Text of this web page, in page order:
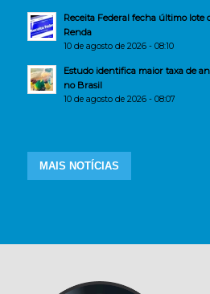
Receita Federal fecha último lote
Renda
10 de agosto de 2026 - 08:10
Estudo identifica maior taxa de
no Brasil
10 de agosto de 2026 - 08:07
MAIS NOTÍCIAS